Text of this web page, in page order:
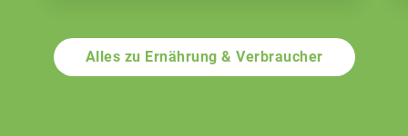
Alles zu Ernährung & Verbraucher